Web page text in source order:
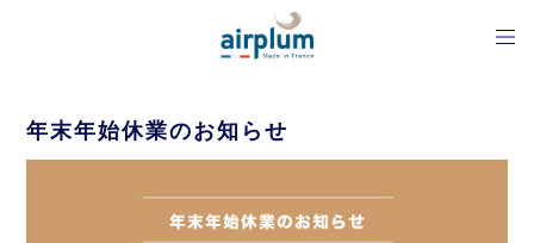
年末年始休業のお知らせ